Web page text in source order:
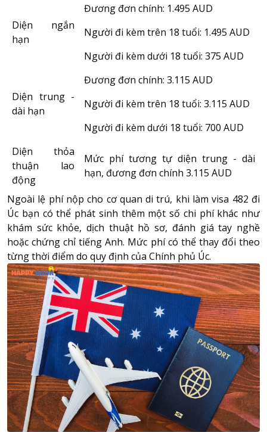
Diện ngắn
hạn
Đương đơn chính: 1.495 AUD
Người đi kèm trên 18 tuổi: 1.495 AUD
Người đi kèm dưới 18 tuổi: 375 AUD
Diện trung -
dài hạn
Đương đơn chính: 3.115 AUD
Người đi kèm trên 18 tuổi: 3.115 AUD
Người đi kèm dưới 18 tuổi: 700 AUD
Diện thỏa
thuận lao
động
Mức phí tương tự diện trung - dài
hạn, đương đơn chính 3.115 AUD
Ngoài lệ phí nộp cho cơ quan di trú, khi làm visa 482 đi
Úc bạn có thể phát sinh thêm một số chi phí khác như
khám sức khỏe, dịch thuật hồ sơ, đánh giá tay nghề
hoặc chứng chỉ tiếng Anh. Mức phí có thể thay đổi theo
từng thời điểm do quy định của Chính phủ Úc.